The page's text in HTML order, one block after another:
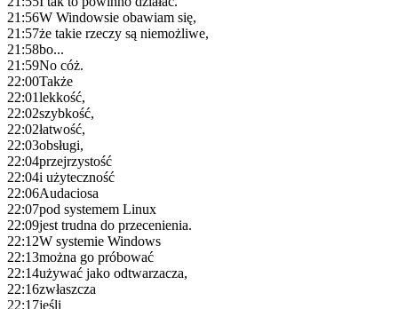
21:56W Windowsie obawiam się,
21:57że takie rzeczy są niemożliwe,
21:58bo...
21:59No cóż.
22:00Także
22:01lekkość,
22:02szybkość,
22:02łatwość,
22:03obsługi,
22:04przejrzystość
22:04i użyteczność
22:06Audaciosa
22:07pod systemem Linux
22:09jest trudna do przecenienia.
22:12W systemie Windows
22:13można go próbować
22:14używać jako odtwarzacza,
22:16zwłaszcza
22:17jeśli